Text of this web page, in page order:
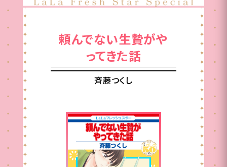
頼んでない生贄がや
ってきた話
斉藤つくし